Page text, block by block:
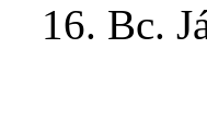
16. Bc.